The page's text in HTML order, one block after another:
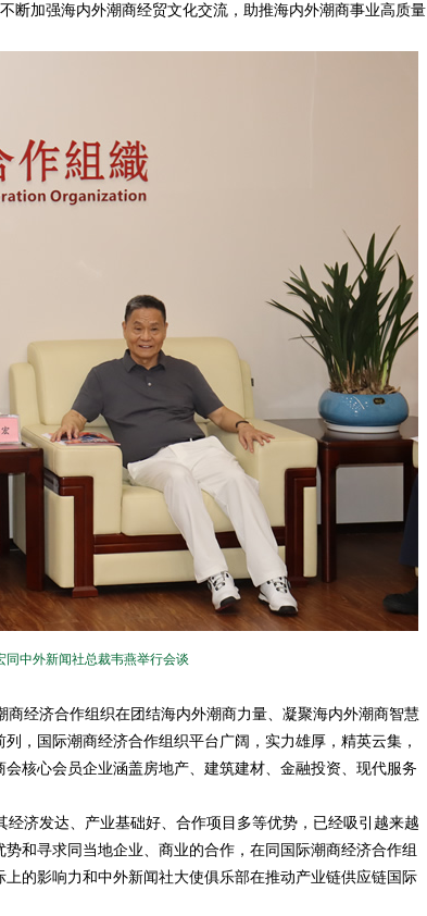
断加强海内外潮商经贸文化交流，助推海内外潮商事业高质量
中外新闻社总裁韦燕举行会谈
经济合作组织在团结海内外潮商力量、凝聚海内外潮商智慧
，国际潮商经济合作组织平台广阔，实力雄厚，精英云集，
核心会员企业涵盖房地产、建筑建材、金融投资、现代服务
济发达、产业基础好、合作项目多等优势，已经吸引越来越
和寻求同当地企业、商业的合作，在同国际潮商经济合作组
的影响力和中外新闻社大使俱乐部在推动产业链供应链国际